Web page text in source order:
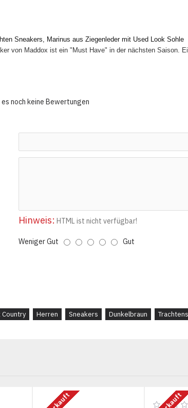
Sneakers, Marinus aus Ziegenleder mit Used Look Sohle
von Maddox ist ein "Must Have" in der nächsten Saison.
noch keine Bewertungen
Hinweis: HTML ist nicht verfügbar!
Weniger Gut Gut
Country Herren Sneakers Dunkelbraun